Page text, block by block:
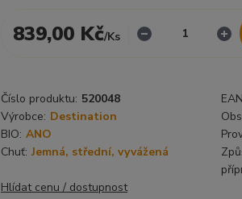
839,00 Kč/Ks
Číslo produktu: 520048
Výrobce: Destination
BIO: ANO
Chuť: Jemná, střední, vyvážená
Hlídat cenu / dostupnost